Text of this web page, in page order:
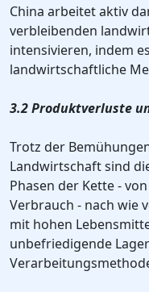
China arbeitet aktiv
verbleibenden
intensivieren, indem
landwirtschaftliche
3.2 Produktverluste
Trotz der
Landwirtschaft sind
Phasen der Kette -
Verbrauch - nach wie
mit hohen
unbefriedigende